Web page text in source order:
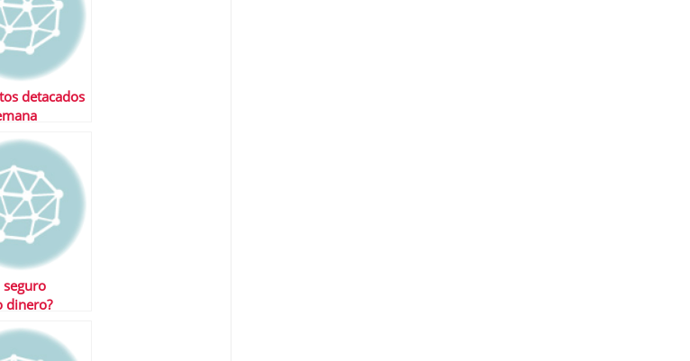
detacados
seguro
dinero?